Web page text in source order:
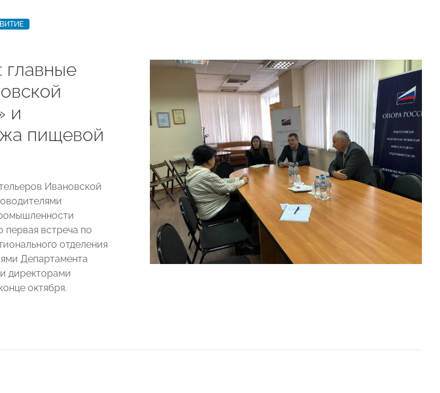
и
пищевой
Ивановской
встреча по
отделения
Департамента
директорами
октября.